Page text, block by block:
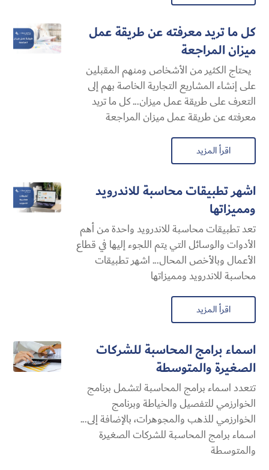
كل ما تريد معرفته عن طريقة عمل
ميزان المراجعة
يحتاج الكثير من الأشخاص ومنهم المقبلين
على إنشاء المشاريع التجارية الخاصة بهم إلى
التعرف على طريقة عمل ميزان... كل ما تريد
معرفته عن طريقة عمل ميزان المراجعة
اقرأ المزيد
اشهر تطبيقات محاسبة للاندرويد
ومميزاتها
تعد تطبيقات محاسبة للاندرويد واحدة من أهم
الأدوات والوسائل التي يتم اللجوء إليها في قطاع
الأعمال وبالأخص المحال... اشهر تطبيقات
محاسبة للاندرويد ومميزاتها
اقرأ المزيد
اسماء برامج المحاسبة للشركات
الصغيرة والمتوسطة
تتعدد اسماء برامج المحاسبة لتشمل برنامج
الخوارزمي للتفصيل والخياطة وبرنامج
الخوارزمي للذهب والمجوهرات، بالإضافة إلى...
اسماء برامج المحاسبة للشركات الصغيرة
والمتوسطة